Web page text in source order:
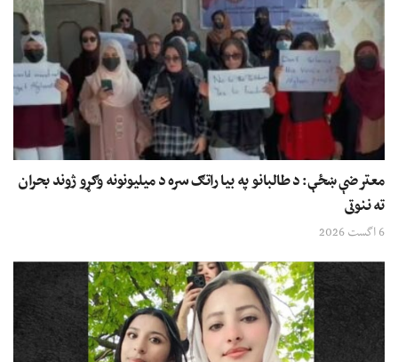
معترضې ښځې: د طالبانو په بیا راتګ سره د میلیونونه وګړو ژوند بحران
ته ننوتی
6 اگست 2026